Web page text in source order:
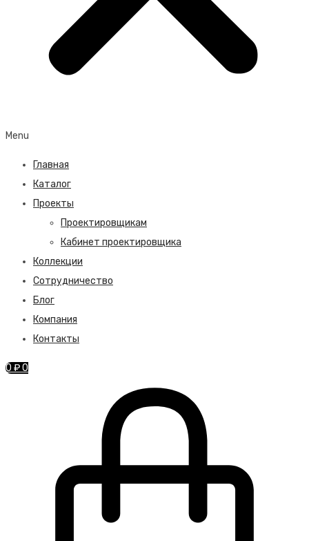
Menu
Главная
Каталог
Проекты
Проектировщикам
Кабинет проектировщика
Коллекции
Сотрудничество
Блог
Компания
Контакты
0 ₽0